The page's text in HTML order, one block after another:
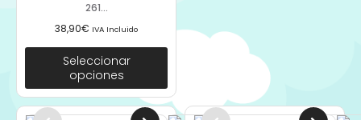
261...
38,90€ IVA Incluido
Seleccionar
opciones